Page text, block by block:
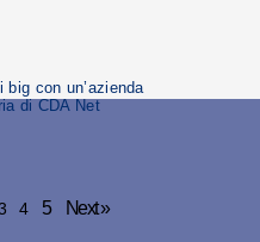
big con un’azienda
di CDA Net
4 5 Next »